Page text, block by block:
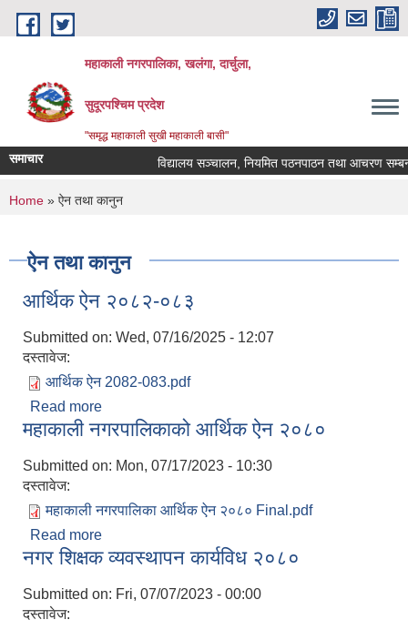
Skip to main content
महाकाली नगरपालिका, खलंगा, दार्चुला,
सुदूरपश्चिम प्रदेश
"समृद्ध महाकाली सुखी महाकाली बासी"
समाचार विद्यालय सञ्चालन, नियमित पठनपाठन तथा आचरण सम्बन्धमा
You are here
Home » ऐन तथा कानुन
ऐन तथा कानुन
आर्थिक ऐन २०८२-०८३
Submitted on: Wed, 07/16/2025 - 12:07
दस्तावेज:
आर्थिक ऐन 2082-083.pdf
Read more
महाकाली नगरपालिकाको आर्थिक ऐन २०८०
Submitted on: Mon, 07/17/2023 - 10:30
दस्तावेज:
महाकाली नगरपालिका आर्थिक ऐन २०८० Final.pdf
Read more
नगर शिक्षक व्यवस्थापन कार्यविध २०८०
Submitted on: Fri, 07/07/2023 - 00:00
दस्तावेज: